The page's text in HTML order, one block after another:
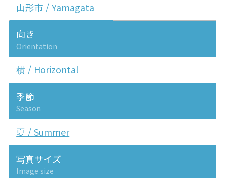
山形市 / Yamagata
向き
Orientation
横 / Horizontal
季節
Season
夏 / Summer
写真サイズ
Image size